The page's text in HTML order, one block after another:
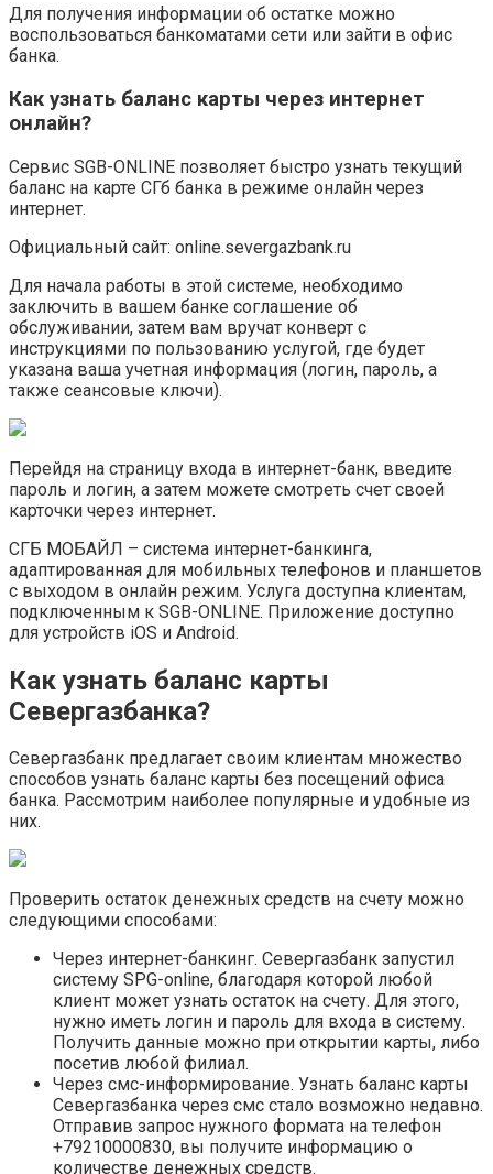
Для получения информации об остатке можно
воспользоваться банкоматами сети или зайти в офис
банка.
Как узнать баланс карты через интернет
онлайн?
Сервис SGB-ONLINE позволяет быстро узнать текущий
баланс на карте СГб банка в режиме онлайн через
интернет.
Официальный сайт: online.severgazbank.ru
Для начала работы в этой системе, необходимо
заключить в вашем банке соглашение об
обслуживании, затем вам вручат конверт с
инструкциями по пользованию услугой, где будет
указана ваша учетная информация (логин, пароль, а
также сеансовые ключи).
Перейдя на страницу входа в интернет-банк, введите
пароль и логин, а затем можете смотреть счет своей
карточки через интернет.
СГБ МОБАЙЛ – система интернет-банкинга,
адаптированная для мобильных телефонов и планшетов
с выходом в онлайн режим. Услуга доступна клиентам,
подключенным к SGB-ONLINE. Приложение доступно
для устройств iOS и Android.
Как узнать баланс карты
Севергазбанка?
Севергазбанк предлагает своим клиентам множество
способов узнать баланс карты без посещений офиса
банка. Рассмотрим наиболее популярные и удобные из
них.
Проверить остаток денежных средств на счету можно
следующими способами:
Через интернет-банкинг. Севергазбанк запустил
систему SPG-online, благодаря которой любой
клиент может узнать остаток на счету. Для этого,
нужно иметь логин и пароль для входа в систему.
Получить данные можно при открытии карты, либо
посетив любой филиал.
Через смс-информирование. Узнать баланс карты
Севергазбанка через смс стало возможно недавно.
Отправив запрос нужного формата на телефон
+79210000830, вы получите информацию о
количестве денежных средств.